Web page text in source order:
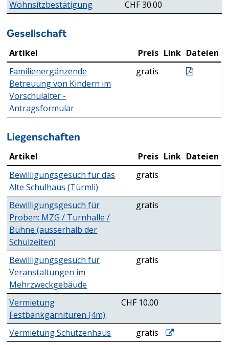
Wohnsitzbestätigung CHF 30.00
Gesellschaft
Gesellschaft
Artikel Preis Link Dateien
Familienergänzende
Betreuung von Kindern im
Vorschulalter -
Antragsformular
gratis
Liegenschaften
Liegenschaften
Artikel Preis Link Dateien
Bewilligungsgesuch für das
Alte Schulhaus (Türmli)
gratis
Bewilligungsgesuch für
Proben: MZG / Turnhalle /
Bühne (ausserhalb der
Schulzeiten)
gratis
Bewilligungsgesuch für
Veranstaltungen im
Mehrzweckgebäude
gratis
Vermietung
Festbankgarnituren (4m)
CHF 10.00
Vermietung Schützenhaus gratis Vermietung